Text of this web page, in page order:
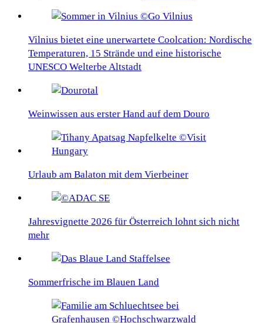
Vilnius bietet eine unerwartete Coolcation: Nordische
Temperaturen, 15 Strände und eine historische
UNESCO Welterbe Altstadt
Weinwissen aus erster Hand auf dem Douro
Urlaub am Balaton mit dem Vierbeiner
Jahresvignette 2026 für Österreich lohnt sich nicht
mehr
Sommerfrische im Blauen Land